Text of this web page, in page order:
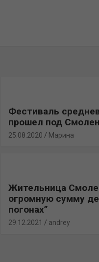
Фестиваль
прошел под
25.08.2020 Марина
Жительница
огромную сумму
погонах”
29.12.2021 andrey